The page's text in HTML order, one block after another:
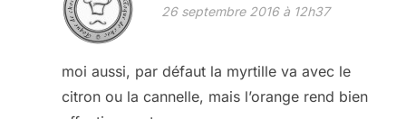
26 septembre 2016 à 12h37
moi aussi, par défaut la myrtille va avec le
citron ou la cannelle, mais l’orange rend bien